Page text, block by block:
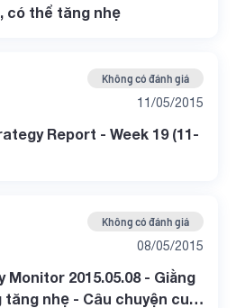
có thể tăng nhẹ
Không có đánh giá
11/05/2015
Report - Week 19 (11-
Không có đánh giá
08/05/2015
Monitor 2015.05.08 - Giằng
nhẹ - Câu chuyện cuối